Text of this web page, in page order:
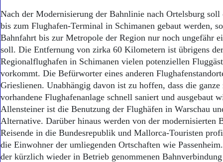
Kontakt
Impressum
Datenschutz
Nach der Modernisierung der Bahnlinie nach Ortelsburg soll
bis zum Flughafen-Terminal in Schimanen gebaut werden,
Bahnfahrt bis zur Metropole der Region nur noch ungefähr
soll. Die Entfernung von zirka 60 Kilometern ist übrigens
Regionalflughafen in Schimanen vielen potenziellen
vorkommt. Die Befürworter eines anderen
Grieslienen. Unabhängig davon ist zu hoffen, dass die
vorhandene Flughafenanlage schnell saniert und ausgebaut
Allensteiner ist die Benutzung der Flughäfen in Warschau
Alternative. Darüber hinaus werden von der modernisierten
Reisende in die Bundesrepublik und Mallorca-Touristen
die Einwohner der umliegenden Ortschaften wie
der kürzlich wieder in Betrieb genommenen